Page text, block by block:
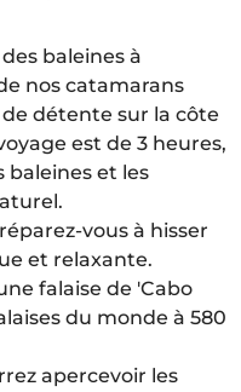
baleines à
nos catamarans
détente sur la côte
est de 3 heures,
baleines et les
vous à hisser
et relaxante.
falaise de 'Cabo
du monde à 580
apercevoir les